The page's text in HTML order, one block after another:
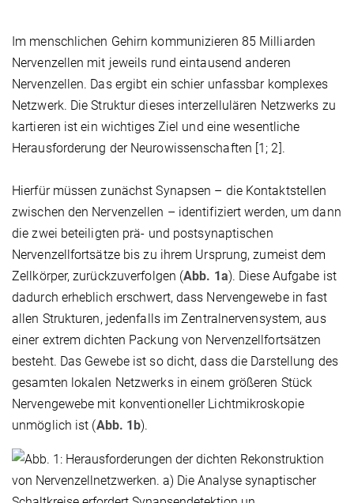
Im menschlichen Gehirn kommunizieren 85 Milliarden
Nervenzellen mit jeweils rund eintausend anderen
Nervenzellen. Das ergibt ein schier unfassbar komplexes
Netzwerk. Die Struktur dieses interzellulären Netzwerks zu
kartieren ist ein wichtiges Ziel und eine wesentliche
Herausforderung der Neurowissenschaften [1; 2].
Hierfür müssen zunächst Synapsen – die Kontaktstellen
zwischen den Nervenzellen – identifiziert werden, um dann
die zwei beteiligten prä- und postsynaptischen
Nervenzellfortsätze bis zu ihrem Ursprung, zumeist dem
Zellkörper, zurückzuverfolgen (Abb. 1a). Diese Aufgabe ist
dadurch erheblich erschwert, dass Nervengewebe in fast
allen Strukturen, jedenfalls im Zentralnervensystem, aus
einer extrem dichten Packung von Nervenzellfortsätzen
besteht. Das Gewebe ist so dicht, dass die Darstellung des
gesamten lokalen Netzwerks in einem größeren Stück
Nervengewebe mit konventioneller Lichtmikroskopie
unmöglich ist (Abb. 1b).